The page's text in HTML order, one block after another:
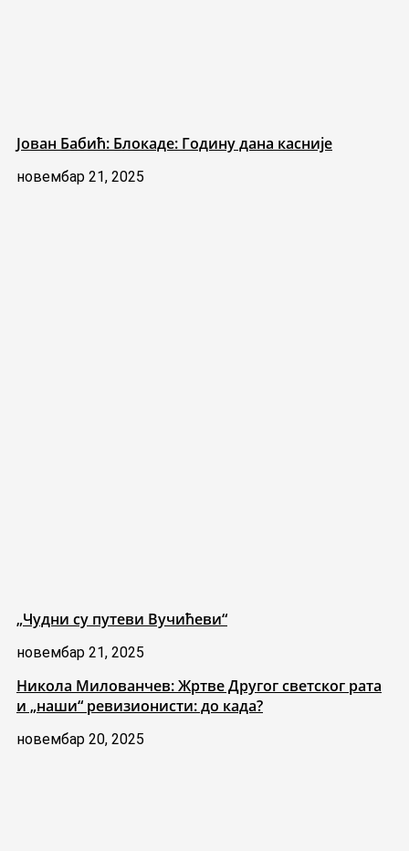
Јован Бабић: Блокаде: Годину дана касније
новембар 21, 2025
„Чудни су путеви Вучићеви“
новембар 21, 2025
Никола Милованчев: Жртве Другог светског рата
и „наши“ ревизионисти: до када?
новембар 20, 2025